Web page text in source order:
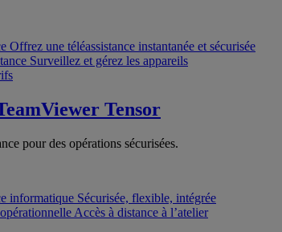
Offrez une téléassistance instantanée et sécurisée
Surveillez et gérez les appareils
Tensor
pour des opérations sécurisées.
informatique Sécurisée, flexible, intégrée
Accès à distance à l’atelier